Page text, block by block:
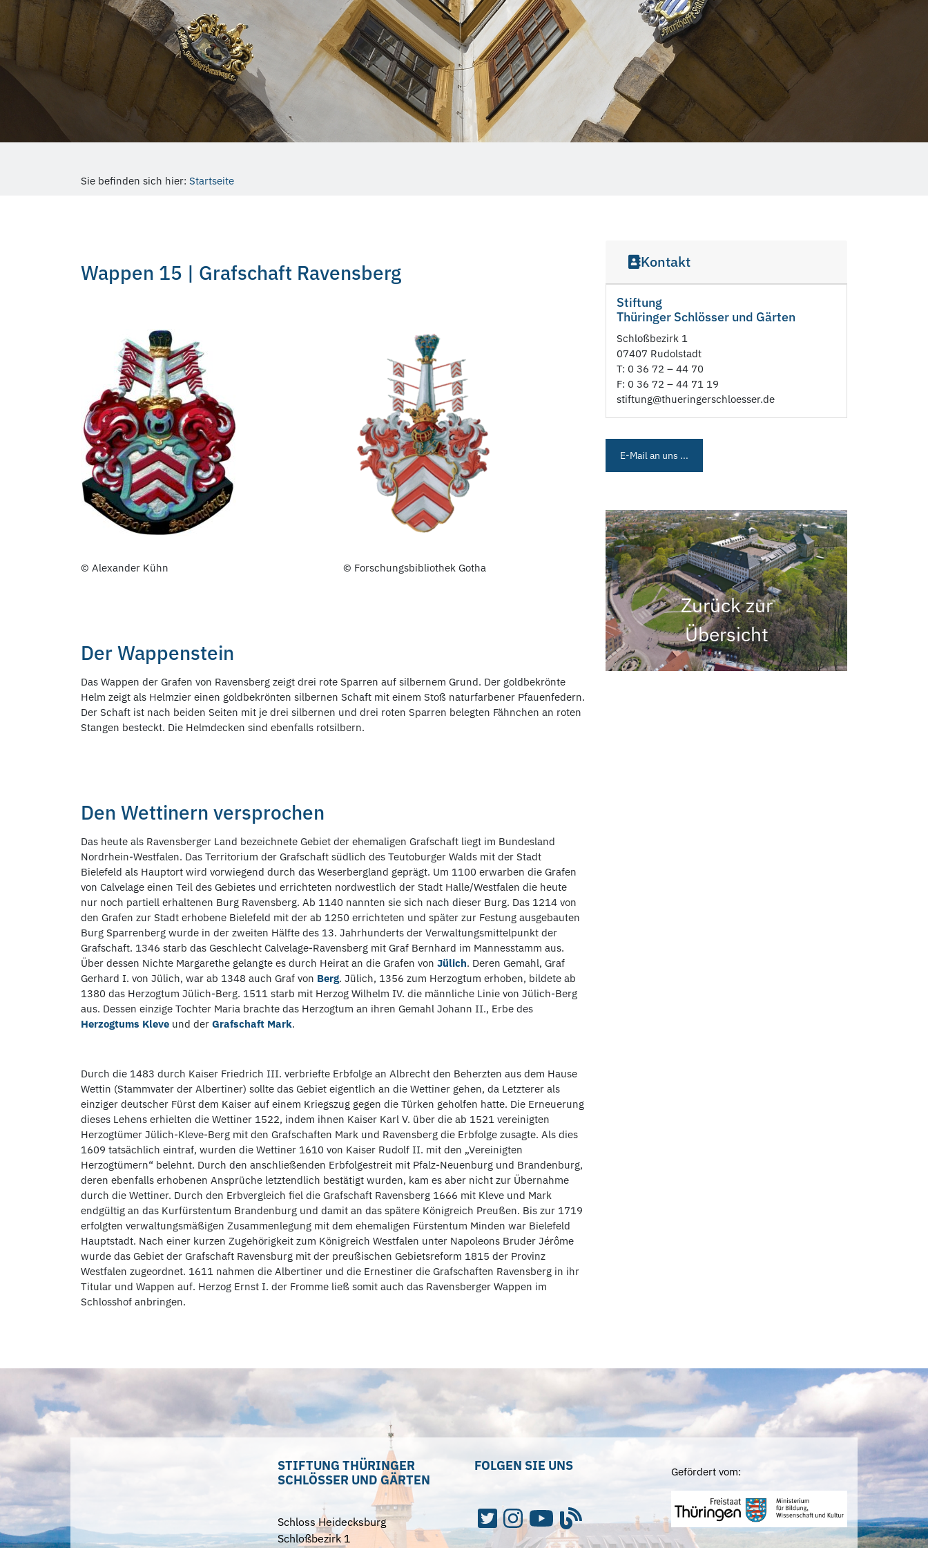
Sie befinden sich hier: Startseite
Wappen 15 | Grafschaft Ravensberg
© Alexander Kühn © Forschungsbibliothek Gotha
Der Wappenstein
Das Wappen der Grafen von Ravensberg zeigt drei rote Sparren auf silbernem Grund. Der goldbekrönte
Helm zeigt als Helmzier einen goldbekrönten silbernen Schaft mit einem Stoß naturfarbener Pfauenfedern.
Der Schaft ist nach beiden Seiten mit je drei silbernen und drei roten Sparren belegten Fähnchen an roten
Stangen besteckt. Die Helmdecken sind ebenfalls rotsilbern.
Den Wettinern versprochen
Das heute als Ravensberger Land bezeichnete Gebiet der ehemaligen Grafschaft liegt im Bundesland
Nordrhein-Westfalen. Das Territorium der Grafschaft südlich des Teutoburger Walds mit der Stadt
Bielefeld als Hauptort wird vorwiegend durch das Weserbergland geprägt. Um 1100 erwarben die Grafen
von Calvelage einen Teil des Gebietes und errichteten nordwestlich der Stadt Halle/Westfalen die heute
nur noch partiell erhaltenen Burg Ravensberg. Ab 1140 nannten sie sich nach dieser Burg. Das 1214 von
den Grafen zur Stadt erhobene Bielefeld mit der ab 1250 errichteten und später zur Festung ausgebauten
Burg Sparrenberg wurde in der zweiten Hälfte des 13. Jahrhunderts der Verwaltungsmittelpunkt der
Grafschaft. 1346 starb das Geschlecht Calvelage-Ravensberg mit Graf Bernhard im Mannesstamm aus.
Über dessen Nichte Margarethe gelangte es durch Heirat an die Grafen von Jülich. Deren Gemahl, Graf
Gerhard I. von Jülich, war ab 1348 auch Graf von Berg. Jülich, 1356 zum Herzogtum erhoben, bildete ab
1380 das Herzogtum Jülich-Berg. 1511 starb mit Herzog Wilhelm IV. die männliche Linie von Jülich-Berg
aus. Dessen einzige Tochter Maria brachte das Herzogtum an ihren Gemahl Johann II., Erbe des
Herzogtums Kleve und der Grafschaft Mark.
Durch die 1483 durch Kaiser Friedrich III. verbriefte Erbfolge an Albrecht den Beherzten aus dem Hause
Wettin (Stammvater der Albertiner) sollte das Gebiet eigentlich an die Wettiner gehen, da Letzterer als
einziger deutscher Fürst dem Kaiser auf einem Kriegszug gegen die Türken geholfen hatte. Die Erneuerung
dieses Lehens erhielten die Wettiner 1522, indem ihnen Kaiser Karl V. über die ab 1521 vereinigten
Herzogtümer Jülich-Kleve-Berg mit den Grafschaften Mark und Ravensberg die Erbfolge zusagte. Als dies
1609 tatsächlich eintraf, wurden die Wettiner 1610 von Kaiser Rudolf II. mit den „Vereinigten
Herzogtümern“ belehnt. Durch den anschließenden Erbfolgestreit mit Pfalz-Neuenburg und Brandenburg,
deren ebenfalls erhobenen Ansprüche letztendlich bestätigt wurden, kam es aber nicht zur Übernahme
durch die Wettiner. Durch den Erbvergleich fiel die Grafschaft Ravensberg 1666 mit Kleve und Mark
endgültig an das Kurfürstentum Brandenburg und damit an das spätere Königreich Preußen. Bis zur 1719
erfolgten verwaltungsmäßigen Zusammenlegung mit dem ehemaligen Fürstentum Minden war Bielefeld
Hauptstadt. Nach einer kurzen Zugehörigkeit zum Königreich Westfalen unter Napoleons Bruder Jérôme
wurde das Gebiet der Grafschaft Ravensburg mit der preußischen Gebietsreform 1815 der Provinz
Westfalen zugeordnet. 1611 nahmen die Albertiner und die Ernestiner die Grafschaften Ravensberg in ihr
Titular und Wappen auf. Herzog Ernst I. der Fromme ließ somit auch das Ravensberger Wappen im
Schlosshof anbringen.
Kontakt
Stiftung
Thüringer Schlösser und Gärten
Schloßbezirk 1
07407 Rudolstadt
T: 0 36 72 – 44 70
F: 0 36 72 – 44 71 19
stiftung@thueringerschloesser.de
E-Mail an uns ...
Zurück zur
Übersicht
STIFTUNG THÜRINGER
SCHLÖSSER UND GÄRTEN
Schloss Heidecksburg
Schloßbezirk 1
FOLGEN SIE UNS Gefördert vom: